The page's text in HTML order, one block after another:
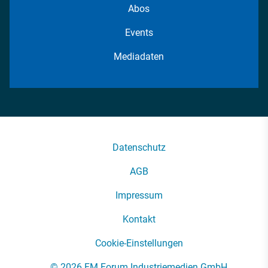
Abos
Events
Mediadaten
Datenschutz
AGB
Impressum
Kontakt
Cookie-Einstellungen